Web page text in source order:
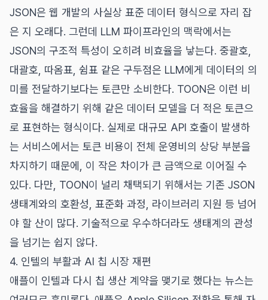
JSON은 웹 개발의 사실상 표준 데이터 형식으로 자리 잡
은 지 오래다. 그런데 LLM 파이프라인의 맥락에서는
JSON의 구조적 특성이 오히려 비효율을 낳는다. 중괄호,
대괄호, 따옴표, 쉼표 같은 구두점은 LLM에게 데이터의 의
미를 전달하기보다는 토큰만 소비한다. TOON은 이런 비
효율을 해결하기 위해 같은 데이터 모델을 더 적은 토큰으
로 표현하는 형식이다. 실제로 대규모 API 호출이 발생하
는 서비스에서는 토큰 비용이 전체 운영비의 상당 부분을
차지하기 때문에, 이 작은 차이가 큰 금액으로 이어질 수
있다. 다만, TOON이 널리 채택되기 위해서는 기존 JSON
생태계와의 호환성, 표준화 과정, 라이브러리 지원 등 넘어
야 할 산이 많다. 기술적으로 우수하더라도 생태계의 관성
을 넘기는 쉽지 않다.
4. 인텔의 부활과 AI 칩 시장 재편
애플이 인텔과 다시 칩 생산 계약을 맺기로 했다는 뉴스는